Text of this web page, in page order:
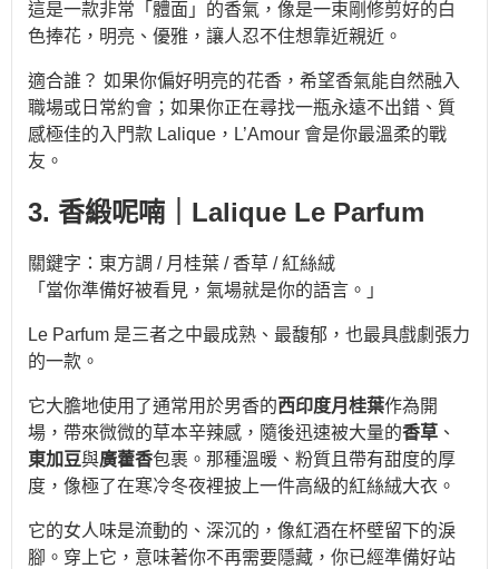
這是一款非常「體面」的香氣，像是一束剛修剪好的白
色捧花，明亮、優雅，讓人忍不住想靠近親近。
適合誰？ 如果你偏好明亮的花香，希望香氣能自然融入
職場或日常約會；如果你正在尋找一瓶永遠不出錯、質
感極佳的入門款 Lalique，L’Amour 會是你最溫柔的戰
友。
3. 香緞呢喃｜Lalique Le Parfum
關鍵字：東方調 / 月桂葉 / 香草 / 紅絲絨
「當你準備好被看見，氣場就是你的語言。」
Le Parfum 是三者之中最成熟、最馥郁，也最具戲劇張力
的一款。
它大膽地使用了通常用於男香的西印度月桂葉作為開
場，帶來微微的草本辛辣感，隨後迅速被大量的香草 、
東加豆與廣藿香包裹。那種溫暖、粉質且帶有甜度的厚
度，像極了在寒冷冬夜裡披上一件高級的紅絲絨大衣。
它的女人味是流動的、深沉的，像紅酒在杯壁留下的淚
腳。穿上它，意味著你不再需要隱藏，你已經準備好站